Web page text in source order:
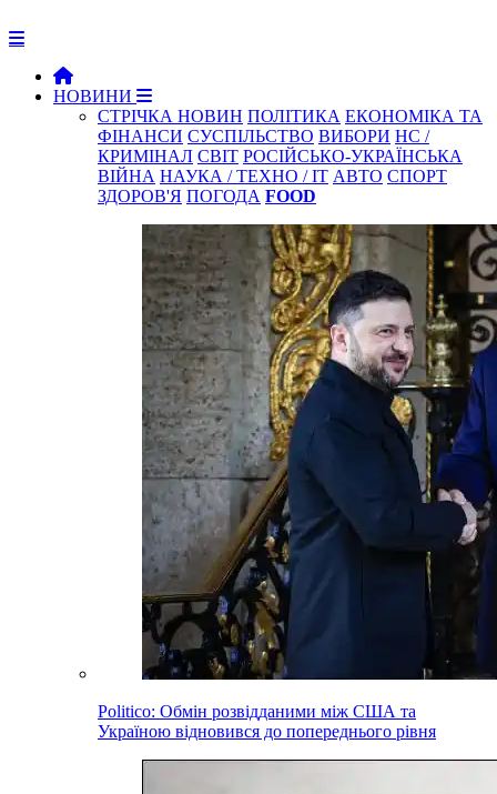
НОВИНИ
СТРІЧКА НОВИН ПОЛІТИКА ЕКОНОМІКА ТА
ФІНАНСИ СУСПІЛЬСТВО ВИБОРИ НС /
КРИМІНАЛ СВІТ РОСІЙСЬКО-УКРАЇНСЬКА
ВІЙНА НАУКА / ТЕХНО / IT АВТО СПОРТ
ЗДОРОВ'Я ПОГОДА FOOD
Politico: Обмін розвідданими між США та
Україною відновився до попереднього рівня